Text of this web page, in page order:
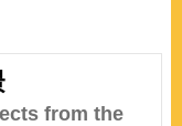
from the